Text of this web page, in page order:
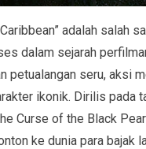
adalah salah
dalam sejarah
petualangan seru, aksi
ikonik. Dirilis pada
Curse of the Black
ke dunia para bajak